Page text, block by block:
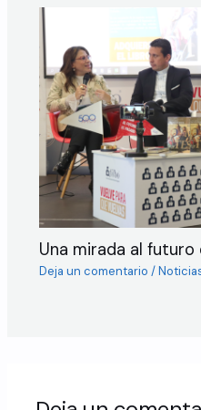
Una mirada al futuro
Deja un comentario /